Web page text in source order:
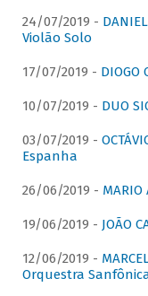
24/07/2019 -
Violão Solo
17/07/2019 -
10/07/2019 - DUO
03/07/2019 -
Espanha
26/06/2019 -
19/06/2019 - JOÃO
12/06/2019 -
Orquestra